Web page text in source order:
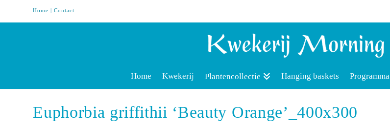
Home |Contact
Home Kwekerij Plantencollectie Hanging baskets Programma
Euphorbia griffithii ‘Beauty Orange’_400x300